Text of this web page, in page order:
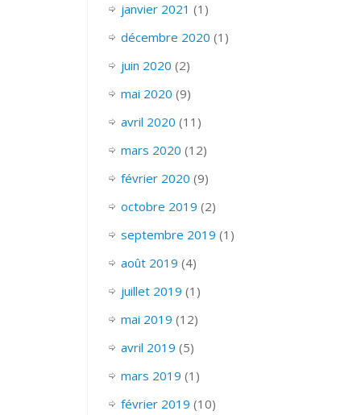
janvier 2021 (1)
décembre 2020 (1)
juin 2020 (2)
mai 2020 (9)
avril 2020 (11)
mars 2020 (12)
février 2020 (9)
octobre 2019 (2)
septembre 2019 (1)
août 2019 (4)
juillet 2019 (1)
mai 2019 (12)
avril 2019 (5)
mars 2019 (1)
février 2019 (10)